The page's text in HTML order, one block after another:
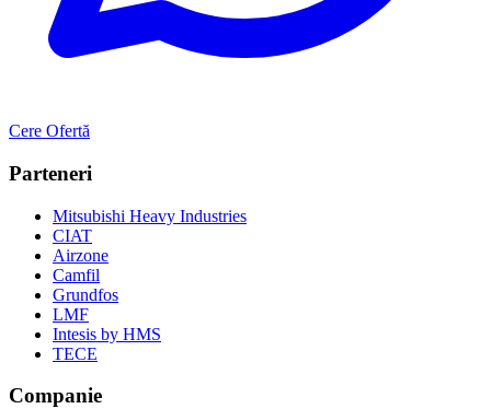
Cere Ofertă
Parteneri
Mitsubishi Heavy Industries
CIAT
Airzone
Camfil
Grundfos
LMF
Intesis by HMS
TECE
Companie